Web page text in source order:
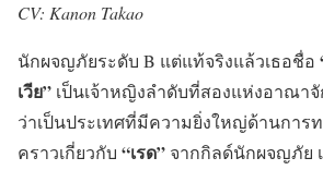
CV: Kanon Takao
นักผจญภัยระดับ B แต่แท้จริงแล้วเธอชื่อ
เวีย” เป็นเจ้าหญิงลำดับที่สองแห่งอาณา
ว่าเป็นประเทศที่มีความยิ่งใหญ่ด้านการ
คราวเกี่ยวกับ “เรด” จากกิลด์นักผจญภัย